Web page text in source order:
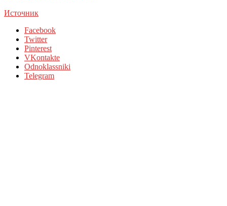
Источник
Facebook
Twitter
Pinterest
VKontakte
Odnoklassniki
Telegram